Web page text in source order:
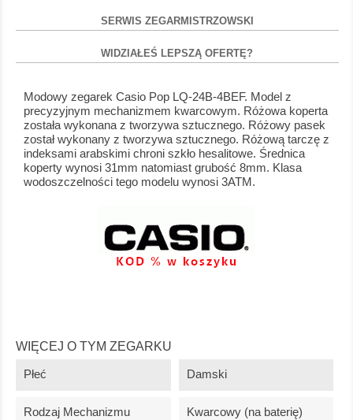
SERWIS ZEGARMISTRZOWSKI
WIDZIAŁEŚ LEPSZĄ OFERTĘ?
Modowy zegarek Casio Pop LQ-24B-4BEF. Model z
precyzyjnym mechanizmem kwarcowym. Różowa koperta
została wykonana z tworzywa sztucznego. Różowy pasek
został wykonany z tworzywa sztucznego. Różową tarczę z
indeksami arabskimi chroni szkło hesalitowe. Średnica
koperty wynosi 31mm natomiast grubość 8mm. Klasa
wodoszczelności tego modelu wynosi 3ATM.
WIĘCEJ O TYM ZEGARKU
Płeć Damski
Rodzaj Mechanizmu Kwarcowy (na baterię)